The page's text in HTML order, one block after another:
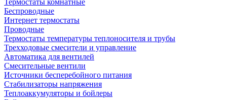
Беспроводные
Интернет термостаты
Проводные
Термостаты температуры теплоносителя и трубы
Трехходовые смесители и управление
Автоматика для вентилей
Смесительные вентили
Источники бесперебойного питания
Стабилизаторы напряжения
Теплоаккумуляторы и бойлеры